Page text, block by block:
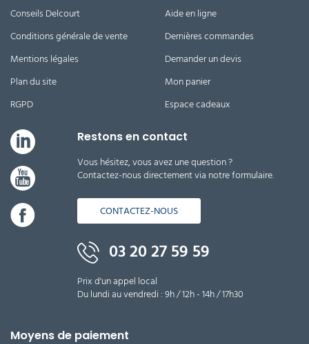
Conseils Delcourt
Conditions générale de vente
Mentions légales
Plan du site
RGPD
Aide en ligne
Dernières commandes
Demander un devis
Mon panier
Espace cadeaux
Restons en contact
Vous hésitez, vous avez une question ?
Contactez-nous directement via notre formulaire.
CONTACTEZ-NOUS
03 20 27 59 59
Prix d'un appel local
Du lundi au vendredi : 9h / 12h - 14h / 17h30
Moyens de paiement